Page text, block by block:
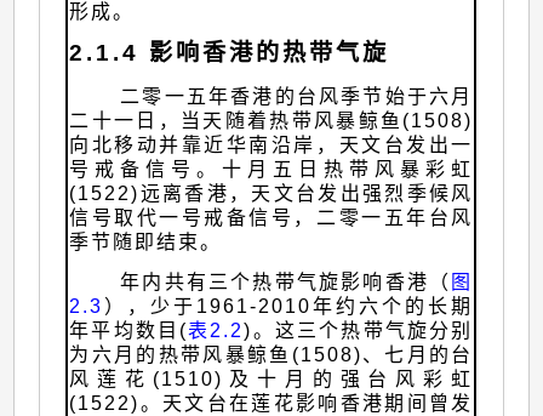
形成。
2.1.4 影响香港的热带气旋
二零一五年香港的台风季节始于六月
二十一日，当天随着热带风暴鲸鱼(1508)
向北移动并靠近华南沿岸，天文台发出一
号戒备信号。十月五日热带风暴彩虹
(1522)远离香港，天文台发出强烈季候风
信号取代一号戒备信号，二零一五年台风
季节随即结束。
年内共有三个热带气旋影响香港（ 图
2.3 ），少于1961-2010年约六个的长期
年平均数目(表2.2)。这三个热带气旋分别
为六月的热带风暴鲸鱼(1508)、七月的台
风莲花(1510)及十月的强台风彩虹
(1522)。天文台在莲花影响香港期间曾发